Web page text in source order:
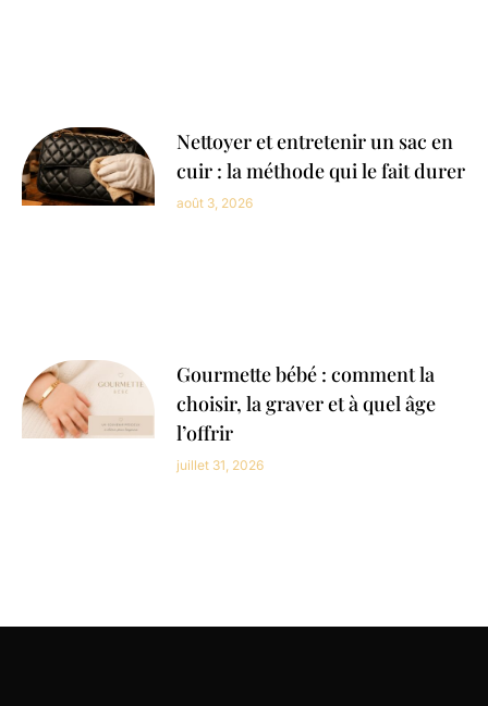
Nettoyer et entretenir un sac en
cuir : la méthode qui le fait durer
août 3, 2026
Gourmette bébé : comment la
choisir, la graver et à quel âge
l’offrir
juillet 31, 2026